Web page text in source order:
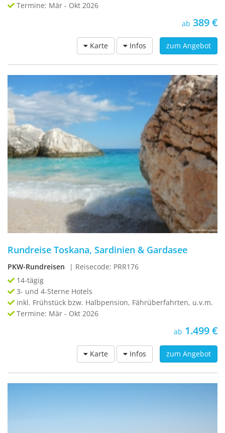
Termine: Mär - Okt 2026
ab 389 €
Karte Infos zum Angebot
Rundreise Toskana, Sardinien & Gardasee
PKW-Rundreisen
| Reisecode: PRR176
14-tägig
3- und 4-Sterne Hotels
inkl. Frühstück bzw. Halbpension, Fährüberfahrten, u.v.m.
Termine: Mär - Okt 2026
ab 1.499 €
Karte Infos zum Angebot